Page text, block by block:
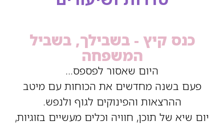
כנס קיץ - בשבילך, בשביל
המשפחה
היום שאסור לפספס…
פעם בשנה מחדשים את הכוחות עם מיטב
ההרצאות והפינוקים לגוף ולנפש.
יום שיא של תוכן, חוויה וכלים מעשיים בזוגיות,